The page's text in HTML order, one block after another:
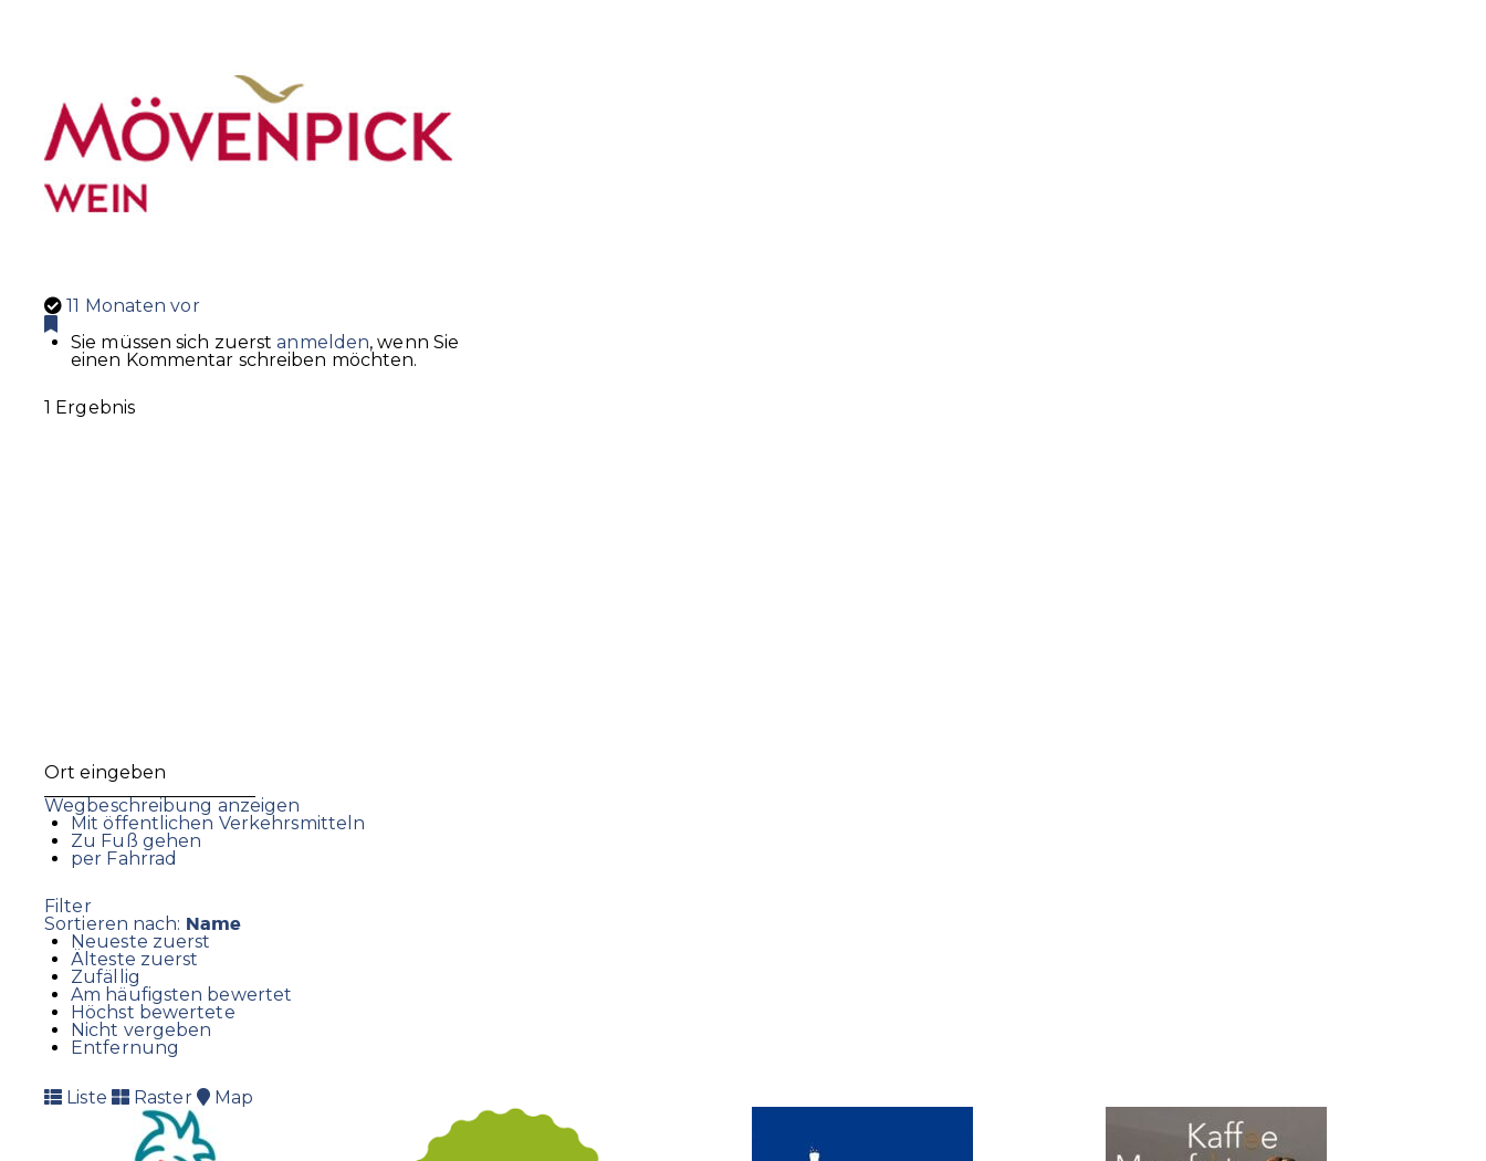
11 Monaten vor
Sie müssen sich zuerstanmelden, wenn Sie
einen Kommentar schreiben möchten.
1 Ergebnis
Wegbeschreibung anzeigen
Mit öffentlichen Verkehrsmitteln
Zu Fuß gehen
per Fahrrad
Filter
Sortieren nach: Name
Neueste zuerst
Älteste zuerst
Zufällig
Am häufigsten bewertet
Höchst bewertete
Nicht vergeben
Entfernung
Liste Raster Map